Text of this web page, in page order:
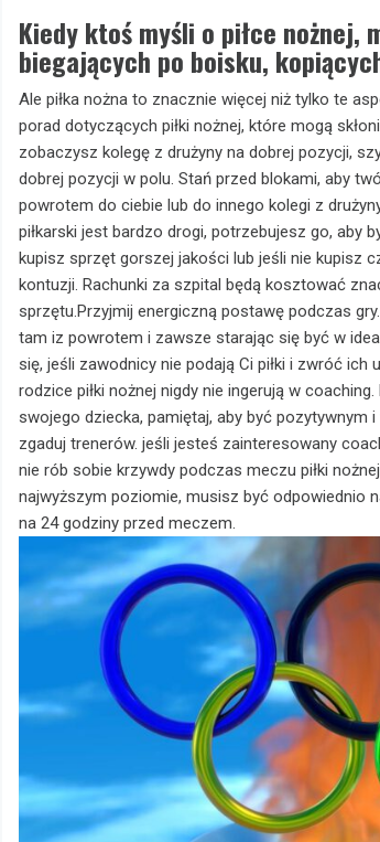
Kiedy ktoś myśli o piłce nożnej,
biegających po boisku,
Ale piłka nożna to znacznie więcej niż tylko te
porad dotyczących piłki nożnej, które mogą
zobaczysz kolegę z drużyny na dobrej pozycji,
dobrej pozycji w polu. Stań przed blokami, aby
powrotem do ciebie lub do innego kolegi z
piłkarski jest bardzo drogi, potrzebujesz go, aby
kupisz sprzęt gorszej jakości lub jeśli nie kupisz
kontuzji. Rachunki za szpital będą kosztować
sprzętu.Przyjmij energiczną postawę podczas
tam iz powrotem i zawsze starając się być w
się, jeśli zawodnicy nie podają Ci piłki i zwróć ich
rodzice piłki nożnej nigdy nie ingerują w
swojego dziecka, pamiętaj, aby być pozytywnym
zgaduj trenerów. jeśli jesteś zainteresowany
nie rób sobie krzywdy podczas meczu piłki
najwyższym poziomie, musisz być odpowiednio
na 24 godziny przed meczem.